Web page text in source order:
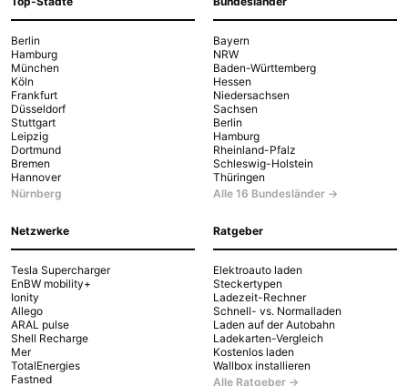
Berlin
Hamburg
München
Köln
Frankfurt
Düsseldorf
Stuttgart
Leipzig
Dortmund
Bremen
Hannover
Nürnberg
Bayern
NRW
Baden-Württemberg
Hessen
Niedersachsen
Sachsen
Berlin
Hamburg
Rheinland-Pfalz
Schleswig-Holstein
Thüringen
Alle 16 Bundesländer →
Netzwerke
Tesla Supercharger
EnBW mobility+
Ionity
Allego
ARAL pulse
Shell Recharge
Mer
TotalEnergies
Fastned
Ratgeber
Elektroauto laden
Steckertypen
Ladezeit-Rechner
Schnell- vs. Normalladen
Laden auf der Autobahn
Ladekarten-Vergleich
Kostenlos laden
Wallbox installieren
Alle Ratgeber →